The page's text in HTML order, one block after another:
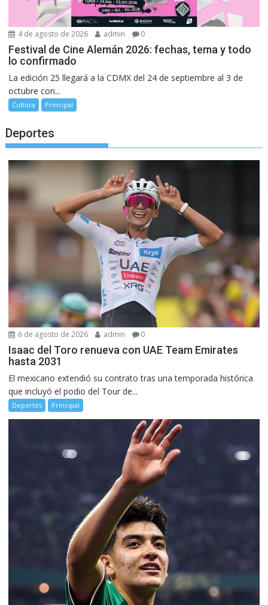
4 de agosto de 2026 admin 0
Festival de Cine Alemán 2026: fechas, tema y todo
lo confirmado
La edición 25 llegará a la CDMX del 24 de septiembre al 3 de
octubre con...
Cultura Principal
Deportes
6 de agosto de 2026 admin 0
Isaac del Toro renueva con UAE Team Emirates
hasta 2031
El mexicano extendió su contrato tras una temporada histórica
que incluyó el podio del Tour de...
Deportes Principal